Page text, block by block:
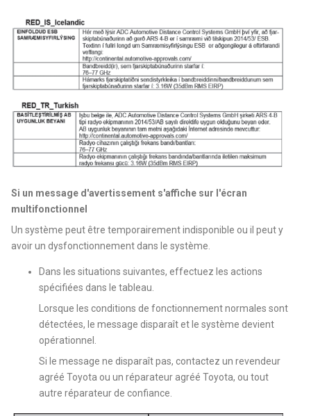
Si un message d'avertissement s'affiche sur l'écran
multifonctionnel
Un système peut être temporairement indisponible ou il peut y
avoir un dysfonctionnement dans le système.
Dans les situations suivantes, effectuez les actions
spécifiées dans le tableau.
Lorsque les conditions de fonctionnement normales sont
détectées, le message disparaît et le système devient
opérationnel.
Si le message ne disparaît pas, contactez un revendeur
agréé Toyota ou un réparateur agréé Toyota, ou tout
autre réparateur de confiance.